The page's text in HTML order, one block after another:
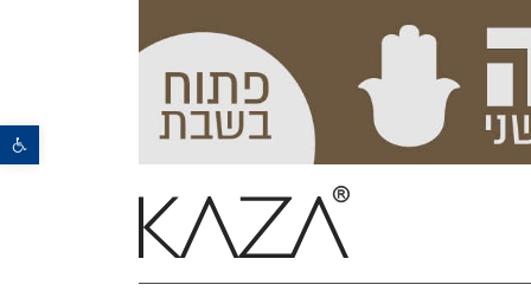
פתח סרגל נגישות